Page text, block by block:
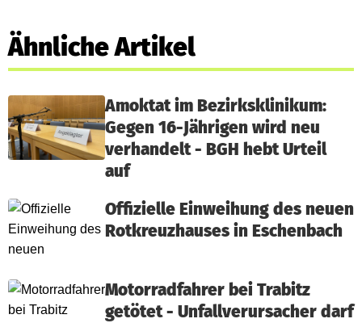
Ähnliche Artikel
Amoktat im Bezirksklinikum:
Gegen 16-Jährigen wird neu
verhandelt - BGH hebt Urteil
auf
Offizielle Einweihung des neuen
Rotkreuzhauses in Eschenbach
Motorradfahrer bei Trabitz
getötet - Unfallverursacher darf